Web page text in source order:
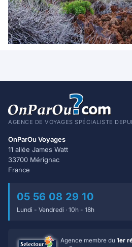
AGENCE DE VOYAGES SPÉCIALISTE
OnParOu Voyages
11 allée James Watt
33700 Mérignac
France
05 56 08 29 10
Lundi - Vendredi · 10h - 18h
Agence membre du 1er